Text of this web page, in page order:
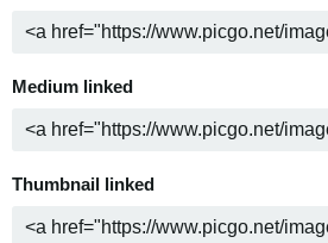
Medium linked
Thumbnail linked